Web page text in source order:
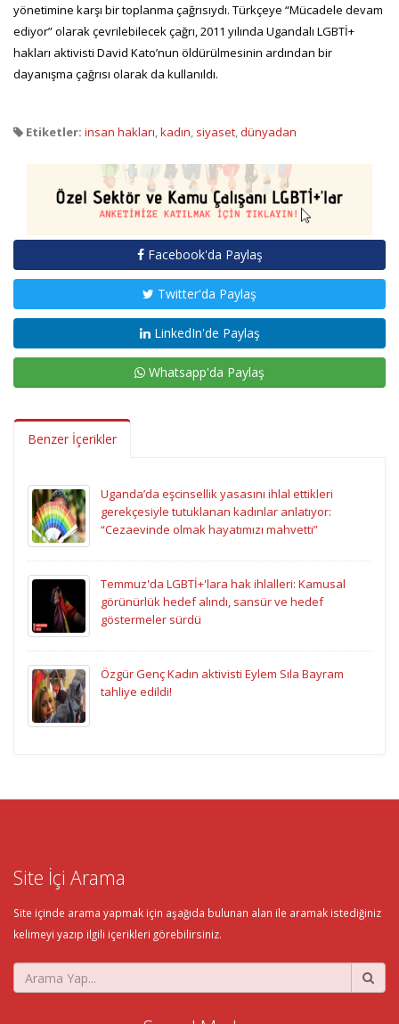
yönetimine karşı bir toplanma çağrısıydı. Türkçeye “Mücadele devam
ediyor” olarak çevrilebilecek çağrı, 2011 yılında Ugandalı LGBTİ+
hakları aktivisti David Kato’nun öldürülmesinin ardından bir
dayanışma çağrısı olarak da kullanıldı.
Etiketler: insan hakları,kadın, siyaset,dünyadan
Facebook'da Paylaş
Twitter'da Paylaş
LinkedIn'de Paylaş
Whatsapp'da Paylaş
Benzer İçerikler
Uganda’da eşcinsellik yasasını ihlal ettikleri
gerekçesiyle tutuklanan kadınlar anlatıyor:
“Cezaevinde olmak hayatımızı mahvetti”
Temmuz'da LGBTİ+'lara hak ihlalleri: Kamusal
görünürlük hedef alındı, sansür ve hedef
göstermeler sürdü
Özgür Genç Kadın aktivisti Eylem Sıla Bayram
tahliye edildi!
Site İçi Arama
Site içinde arama yapmak için aşağıda bulunan alan ile aramak istediğiniz
kelimeyi yazıp ilgili içerikleri görebilirsiniz.